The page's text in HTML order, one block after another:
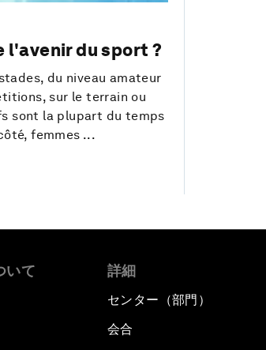
du sport ?
du niveau amateur
sur le terrain ou
sont la plupart du temps
femmes ...
いて 詳細
センター（部門）
会合